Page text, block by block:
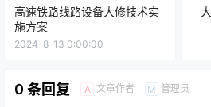
高速铁路线路设备大修技术实
施方案
2024-8-13 0:00:00
0 条回复 A 文章作者 M 管理员